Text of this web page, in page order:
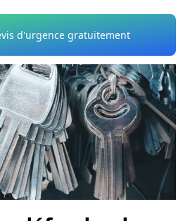
d'urgence gratuitement